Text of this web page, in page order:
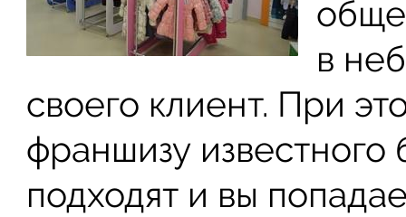
в
своего клиент. При
франшизу известного
подходят и вы